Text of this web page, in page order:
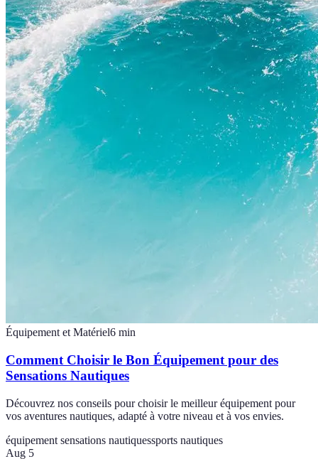
Équipement et Matériel6 min
Comment Choisir le Bon Équipement pour des
Sensations Nautiques
Découvrez nos conseils pour choisir le meilleur équipement pour
vos aventures nautiques, adapté à votre niveau et à vos envies.
équipement sensations nautiquessports nautiques
Aug 5